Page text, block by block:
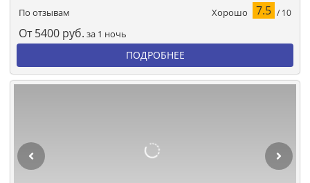
По отзывам
Хорошо 7.5 / 10
От 5400 руб. за 1 ночь
ПОДРОБНЕЕ